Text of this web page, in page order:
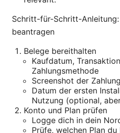
Schritt-für-Schritt-
beantragen
Belege bereithalten
Kaufdatum,
Zahlungsmethode
Screenshot der
Datum der ersten
Nutzung (optional,
Konto und Plan prüfen
Logge dich in dein
Prüfe, welchen Plan